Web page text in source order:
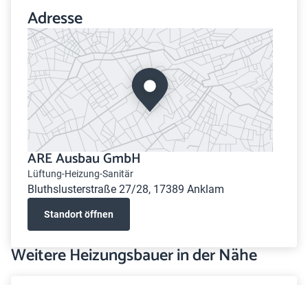
Adresse
ARE Ausbau GmbH
Lüftung-Heizung-Sanitär
Bluthslusterstraße 27/28, 17389 Anklam
Standort öffnen
Weitere Heizungsbauer in der Nähe